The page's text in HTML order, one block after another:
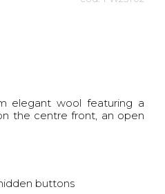
elegant wool featuring a
the centre front, an open
buttons